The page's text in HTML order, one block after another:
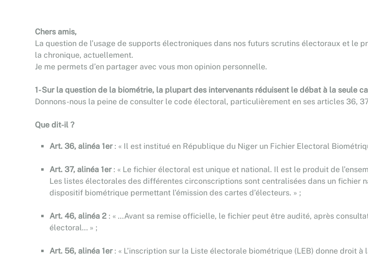
Chers amis,
La question de l’usage de supports électroniques dans nos futurs scrutins électoraux et le
la chronique, actuellement.
Je me permets d’en partager avec vous mon opinion personnelle.
1- Sur la question de la biométrie, la plupart des intervenants réduisent le débat à la seule
Donnons-nous la peine de consulter le code électoral, particulièrement en ses articles 36,
Que dit-il ?
Art. 36, alinéa 1er: « Il est institué en République du Niger un Fichier Electoral
Art. 37, alinéa 1er: « Le fichier électoral est unique et national. Il est le produit de
Les listes électorales des différentes circonscriptions sont centralisées dans un fichier
dispositif biométrique permettant l’émission des cartes d’électeurs. » ;
Art. 46, alinéa 2 : « …Avant sa remise officielle, le fichier peut être audité, après
électoral… » ;
Art. 56, alinéa 1er: « L’inscription sur la Liste électorale biométrique (LEB) donne droit